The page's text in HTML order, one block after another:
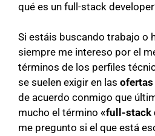
qué es un full-stack
Si estáis buscando trabajo o
siempre me intereso por el
términos de los perfiles
se suelen exigir en las ofertas
de acuerdo conmigo que
mucho el término «full-stack
me pregunto si el que está